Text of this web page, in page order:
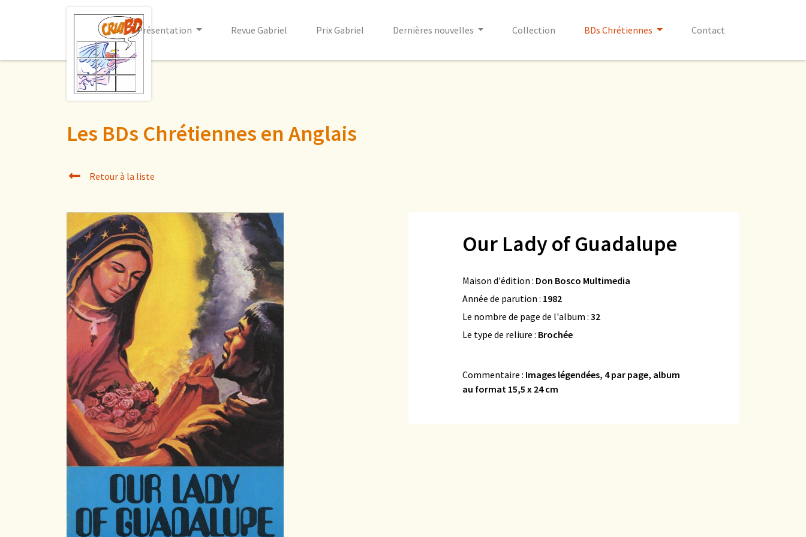
Présentation Revue Gabriel Prix Gabriel Dernières nouvelles Collection BDs Chrétiennes Contact
Les BDs Chrétiennes en Anglais
Retour à la liste
Our Lady of Guadalupe
Maison d'édition : Don Bosco Multimedia
Année de parution : 1982
Le nombre de page de l'album : 32
Le type de reliure : Brochée
Commentaire : Images légendées, 4 par page, album
au format 15,5 x 24 cm